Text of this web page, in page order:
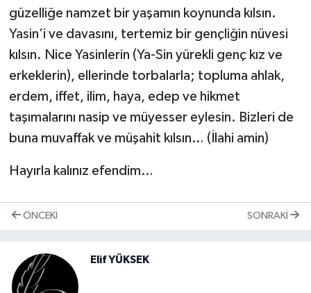
güzelliğe namzet bir yaşamın koynunda kılsın.
Yasin’i ve davasını, tertemiz bir gençliğin nüvesi
kılsın. Nice Yasinlerin (Ya-Sin yürekli genç kız ve
erkeklerin), ellerinde torbalarla; topluma ahlak,
erdem, iffet, ilim, haya, edep ve hikmet
taşımalarını nasip ve müyesser eylesin. Bizleri de
buna muvaffak ve müşahit kılsın… (İlahi amin)
Hayırla kalınız efendim…
ÖNCEKI SONRAKI
Elif YÜKSEK